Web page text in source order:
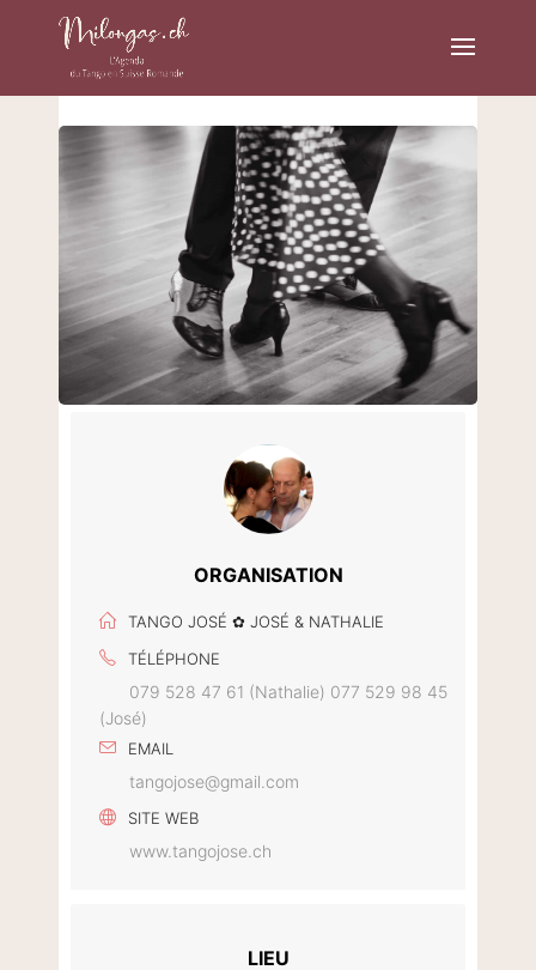
ORGANISATION
TANGO JOSÉ ✿ JOSÉ & NATHALIE
TÉLÉPHONE
079 528 47 61 (Nathalie) 077 529 98 45
(José)
EMAIL
tangojose@gmail.com
SITE WEB
www.tangojose.ch
LIEU